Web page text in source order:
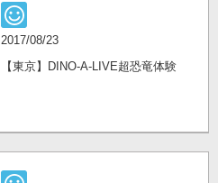
2017/08/23
【東京】DINO-A-LIVE超恐竜体験